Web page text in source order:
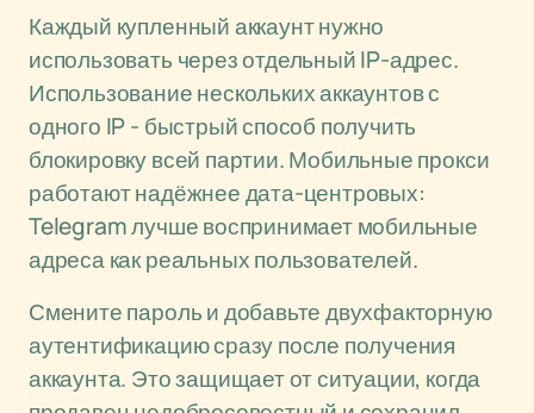
Каждый купленный аккаунт нужно
использовать через отдельный IP-адрес.
Использование нескольких аккаунтов с
одного IP - быстрый способ получить
блокировку всей партии. Мобильные прокси
работают надёжнее дата-центровых:
Telegram лучше воспринимает мобильные
адреса как реальных пользователей.
Смените пароль и добавьте двухфакторную
аутентификацию сразу после получения
аккаунта. Это защищает от ситуации, когда